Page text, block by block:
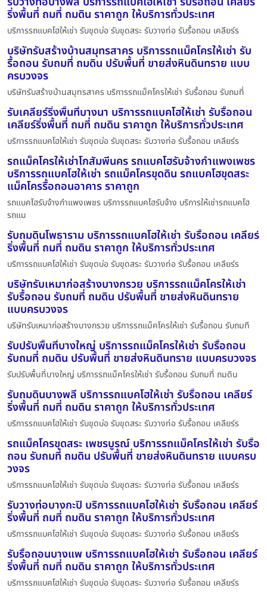
ริ่งพื้นที่ ถมที่ ถมดิน ราคาถูก ให้บริการทั่วประเทศ
บริการรถแบคโฮให้เช่า รับขุดบ่อ รับขุดสระ รับวางท่อ รับรื้อถอน เคลียร์ร
บริษัทรับสร้างบ้านสมุทรสาคร บริการรถแม็คโครให้เช่า รับ
รื้อถอน รับถมที่ ถมดิน ปรับพื้นที่ ขายส่งหินดินทราย แบบ
ครบวงจร
บริษัทรับสร้างบ้านสมุทรสาคร บริการรถแม็คโครให้เช่า รับรื้อถอน รับถมที่
รับเคลียร์ริ่งพื้นที่บางนา บริการรถแบคโฮให้เช่า รับรื้อถอน
เคลียร์ริ่งพื้นที่ ถมที่ ถมดิน ราคาถูก ให้บริการทั่วประเทศ
บริการรถแบคโฮให้เช่า รับขุดบ่อ รับขุดสระ รับวางท่อ รับรื้อถอน เคลียร์ร
รถแม็คโครให้เช่าโกสัมพีนคร รถแบคโฮรับจ้างกำแพงเพชร
บริการรถแบคโฮให้เช่า รถแม็คโครขุดดิน รถแบคโฮขุดสระ
แม็คโครรื้อถอนอาคาร ราคาถูก
รถแบคโฮรับจ้างกำแพงเพชร บริการรถแบคโฮรับจ้าง บริการให้เช่ารถแบคโฮ
รถแม
รับถมดินโพธาราม บริการรถแบคโฮให้เช่า รับรื้อถอน เคลียร์
ริ่งพื้นที่ ถมที่ ถมดิน ราคาถูก ให้บริการทั่วประเทศ
บริการรถแบคโฮให้เช่า รับขุดบ่อ รับขุดสระ รับวางท่อ รับรื้อถอน เคลียร์ร
บริษัทรับเหมาก่อสร้างบางกรวย บริการรถแม็คโครให้เช่า
รับรื้อถอน รับถมที่ ถมดิน ปรับพื้นที่ ขายส่งหินดินทราย
แบบครบวงจร
บริษัทรับเหมาก่อสร้างบางกรวย บริการรถแม็คโครให้เช่า รับรื้อถอน รับถมที
รับปรับพื้นที่บางใหญ่ บริการรถแม็คโครให้เช่า รับรื้อถอน
รับถมที่ ถมดิน ปรับพื้นที่ ขายส่งหินดินทราย แบบครบวงจร
รับปรับพื้นที่บางใหญ่ บริการรถแม็คโครให้เช่า รับรื้อถอน รับถมที่ ถมดิน
รับถมดินบางพลี บริการรถแบคโฮให้เช่า รับรื้อถอน เคลียร์
ริ่งพื้นที่ ถมที่ ถมดิน ราคาถูก ให้บริการทั่วประเทศ
บริการรถแบคโฮให้เช่า รับขุดบ่อ รับขุดสระ รับวางท่อ รับรื้อถอน เคลียร์ร
รถแม็คโครขุดสระ เพชรบูรณ์ บริการรถแม็คโครให้เช่า รับรื้อ
ถอน รับถมที่ ถมดิน ปรับพื้นที่ ขายส่งหินดินทราย แบบครบ
วงจร
บริการรถแบคโฮให้เช่า รับขุดบ่อ รับขุดสระ รับวางท่อ รับรื้อถอน เคลียร์ร
รับวางท่อบางกะปิ บริการรถแบคโฮให้เช่า รับรื้อถอน เคลียร์
ริ่งพื้นที่ ถมที่ ถมดิน ราคาถูก ให้บริการทั่วประเทศ
บริการรถแบคโฮให้เช่า รับขุดบ่อ รับขุดสระ รับวางท่อ รับรื้อถอน เคลียร์ร
รับรื้อถอนบางแพ บริการรถแบคโฮให้เช่า รับรื้อถอน เคลียร์
ริ่งพื้นที่ ถมที่ ถมดิน ราคาถูก ให้บริการทั่วประเทศ
บริการรถแบคโฮให้เช่า รับขุดบ่อ รับขุดสระ รับวางท่อ รับรื้อถอน เคลียร์ร